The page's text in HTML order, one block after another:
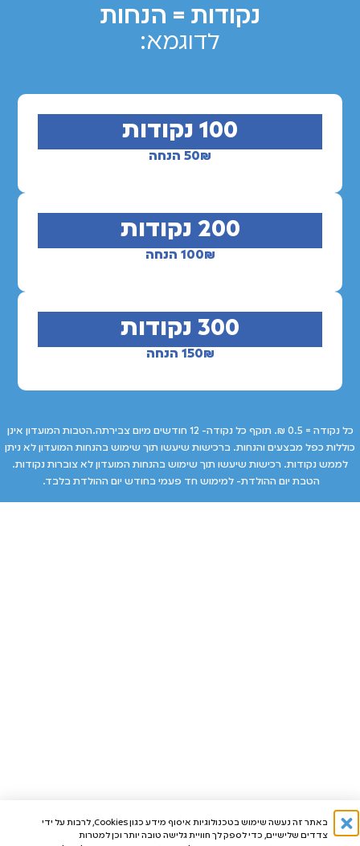
נקודות = הנחות
לדוגמא:
100 נקודות
50₪ הנחה
200 נקודות
100₪ הנחה
300 נקודות
150₪ הנחה
כל נקודה = 0.5 ₪. תוקף כל נקודה- 12 חודשים מיום צבירתה.הטבות המועדון אינן
כוללות כפל מבצעים והנחות. ברכישות שיעשו תוך שימוש בהנחות המועדון לא ניתן
לממש נקודות. רכישות שיעשו תוך שימוש בהנחות המועדון לא צוברות נקודות.
הטבת יום ההולדת- למימוש חד פעמי בחודש יום ההולדת בלבד.
בהצטרפות למועדון מקבלים
באתר זה נעשה שימוש בטכנולוגיות איסוף מידע כגון Cookies, לרבות על ידי
צדדים שלישיים, כדי לספק לך חוויית גלישה טובה יותר וכן למטרות